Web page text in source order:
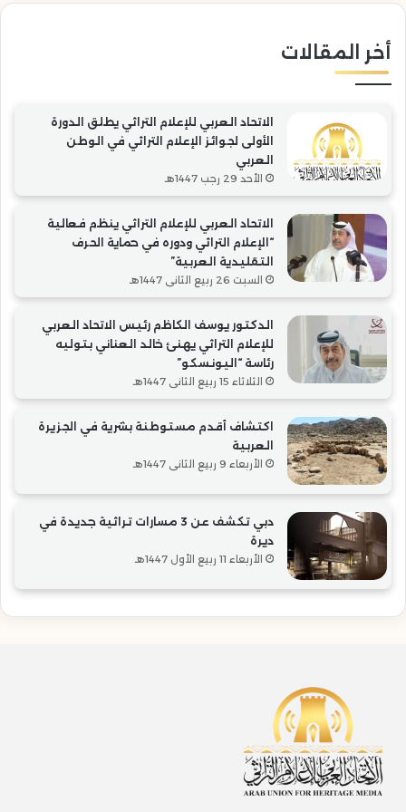
التقليدية
أخر المقالات
الاتحاد العربي للإعلام التراثي يطلق الدورة
الأولى لجوائز الإعلام التراثي في الوطن
العربي
الأحد 29 رجب 1447هـ
الاتحاد العربي للإعلام التراثي ينظم فعالية
“الإعلام التراثي ودوره في حماية الحرف
التقليدية العربية”
السبت 26 ربيع الثاني 1447هـ
الدكتور يوسف الكاظم رئيس الاتحاد العربي
للإعلام التراثي يهنئ خالد العناني بتوليه
رئاسة “اليونسكو”
الثلاثاء 15 ربيع الثاني 1447هـ
اكتشاف أقدم مستوطنة بشرية في الجزيرة
العربية
الأربعاء 9 ربيع الثاني 1447هـ
دبي تكشف عن 3 مسارات تراثية جديدة في
ديرة
الأربعاء 11 ربيع الأول 1447هـ